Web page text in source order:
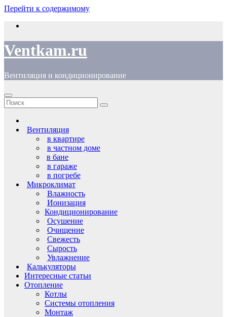
Перейти к содержимому
Ventkam.ru
Вентиляция и кондиционирование
Вентиляция
в квартире
в частном доме
в бане
в гараже
в погребе
Микроклимат
Влажность
Ионизация
Кондиционирование
Осушение
Очищение
Свежесть
Сырость
Увлажнение
Калькуляторы
Интересные статьи
Отопление
Котлы
Системы отопления
Монтаж